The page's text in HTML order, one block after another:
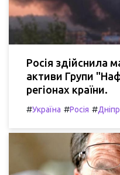
Росія здійснила
активи Групи
регіонах країни.
#Україна #Росія #